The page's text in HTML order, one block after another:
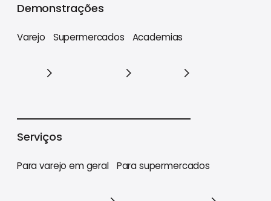
Demonstrações
Varejo Supermercados Academias
Serviços
Para varejo em geral Para supermercados